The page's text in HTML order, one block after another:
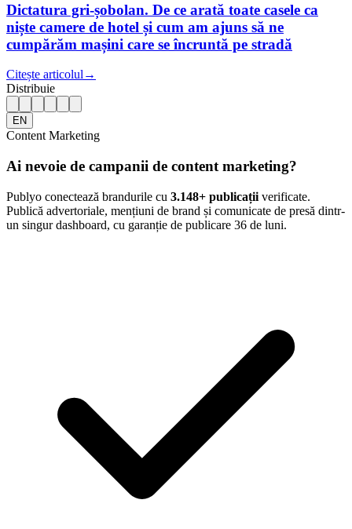
Dictatura gri-șobolan. De ce arată toate casele ca
niște camere de hotel și cum am ajuns să ne
cumpărăm mașini care se încruntă pe stradă
Citește articolul →
Distribuie
EN
Content Marketing
Ai nevoie de campanii de content marketing?
Publyo conectează brandurile cu 3.148+ publicații verificate.
Publică advertoriale, mențiuni de brand și comunicate de presă dintr-
un singur dashboard, cu garanție de publicare 36 de luni.